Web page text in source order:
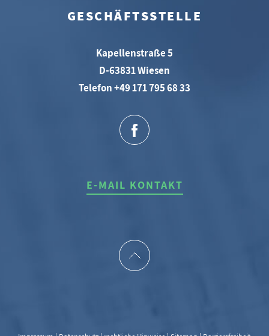
GESCHÄFTSSTELLE
Kapellenstraße 5
D-63831 Wiesen
Telefon +49 171 795 68 33
E-MAIL KONTAKT